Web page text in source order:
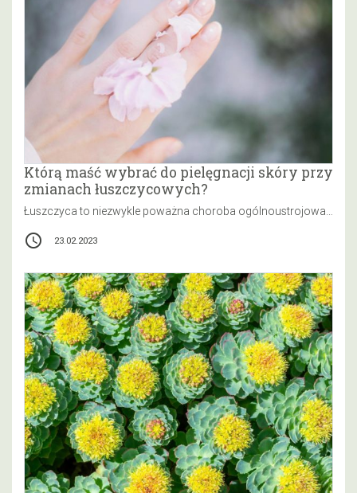
Którą maść wybrać do pielęgnacji skóry przy
zmianach łuszczycowych?
access_time 23.02.2023